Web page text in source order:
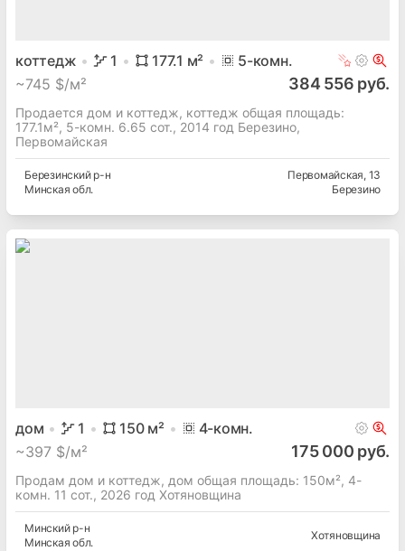
коттедж 1 177.1 м² 5-комн.
~745 $/м² 384 556 руб.
Продается дом и коттедж, коттедж общая площадь:
177.1м², 5-комн. 6.65 сот., 2014 год Березино,
Первомайская
Березинскийр-н
Минская обл.
Первомайская, 13
Березино
дом 1 150м² 4-комн.
~397 $/м² 175 000 руб.
Продам дом и коттедж, дом общая площадь: 150м², 4-
комн. 11 сот., 2026 год Хотяновщина
Минскийр-н
Минская обл.
Хотяновщина